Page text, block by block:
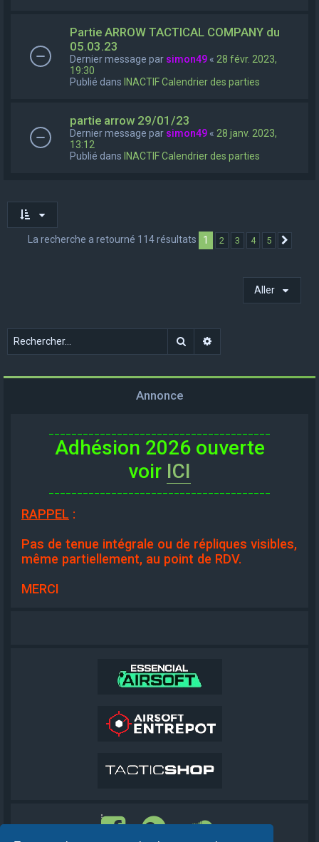
Partie ARROW TACTICAL COMPANY du
05.03.23
Dernier message par simon49 « 28 févr. 2023,
19:30
Publié dans INACTIF Calendrier des parties
partie arrow 29/01/23
Dernier message par simon49 « 28 janv. 2023,
13:12
Publié dans INACTIF Calendrier des parties
La recherche a retourné 114 résultats 1 2 3 4 5
Aller
Rechercher
Annonce
Adhésion 2026 ouverte
voir ICI
RAPPEL :
Pas de tenue intégrale ou de répliques visibles,
même partiellement, au point de RDV.
MERCI